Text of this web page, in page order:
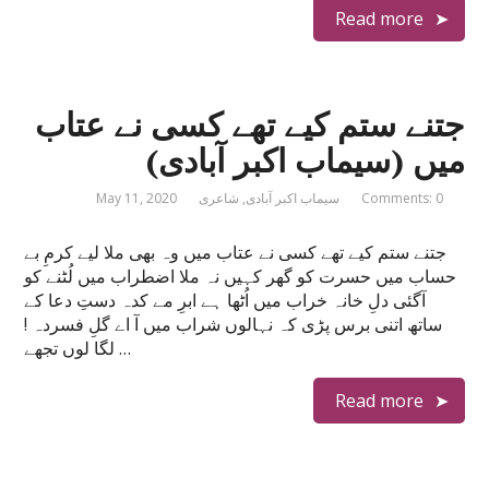
Read more
جتنے ستم کیے تھے کسی نے عتاب
میں (سیماب اکبر آبادی)
May 11, 2020 سیماب اکبر آبادی, شاعری Comments: 0
جتنے ستم کیے تھے کسی نے عتاب میں وہ بھی ملا لیے کرمِ بے
حساب میں حسرت کو گھر کہیں نہ ملا اضطراب میں لُٹنے کو
آگئی دلِ خانہ خراب میں اُٹھا ہے ابرِ مے کدہ دستِ دعا کے
ساتھ اتنی برس پڑی کہ نہالوں شراب میں آ اے گلِ فسردہ !
لگا لوں تجھے …
Read more